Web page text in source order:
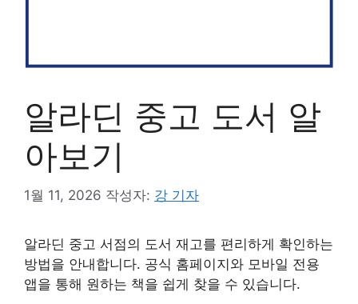
알라딘 중고 도서 알
아보기
1월 11, 2026 작성자: 강 기자
알라딘 중고 서점의 도서 재고를 편리하게 확인하는
방법을 안내합니다. 공식 홈페이지와 모바일 전용
앱을 통해 원하는 책을 쉽게 찾을 수 있습니다.